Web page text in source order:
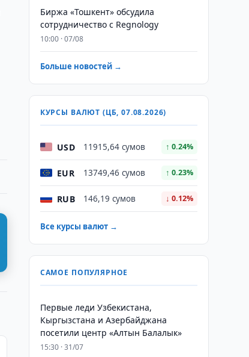
Биржа «Тошкент» обсудила
сотрудничество с Regnology
10:00 · 07/08
Больше новостей →
КУРСЫ ВАЛЮТ (ЦБ, 07.08.2026)
USD 11915,64 сумов ↑ 0.24%
EUR 13749,46 сумов ↑ 0.23%
RUB 146,19 сумов ↓ 0.12%
Все курсы валют →
САМОЕ ПОПУЛЯРНОЕ
Первые леди Узбекистана,
Кыргызстана и Азербайджана
посетили центр «Алтын Балалык»
15:30 · 31/07